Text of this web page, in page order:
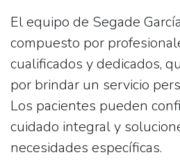
El equipo de Segade
compuesto por
cualificados y dedicados,
por brindar un servicio
Los pacientes pueden
cuidado integral y
necesidades específicas.